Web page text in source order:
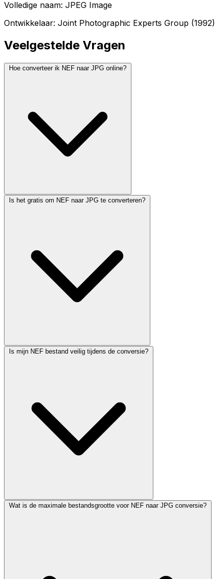
Volledige naam: JPEG Image
Ontwikkelaar: Joint Photographic Experts Group (1992)
Veelgestelde Vragen
Hoe converteer ik NEF naar JPG online?
Is het gratis om NEF naar JPG te converteren?
Is mijn NEF bestand veilig tijdens de conversie?
Wat is de maximale bestandsgrootte voor NEF naar JPG conversie?